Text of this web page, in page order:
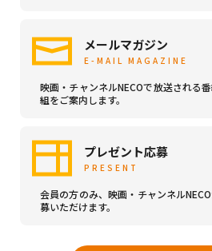
メールマガジン
E-MAIL MAGAZINE
映画・チャンネルNECOで放送される
組をご案内します。
プレゼント応募
PRESENT
会員の方のみ、映画・チャンネル
募いただけます。